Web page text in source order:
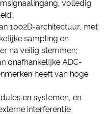
volledig
1oo2D-architectuur, met
sampling en
na veilig stemmen;
onafhankelijke ADC-
heeft van hoge
en systemen, en
interferentie